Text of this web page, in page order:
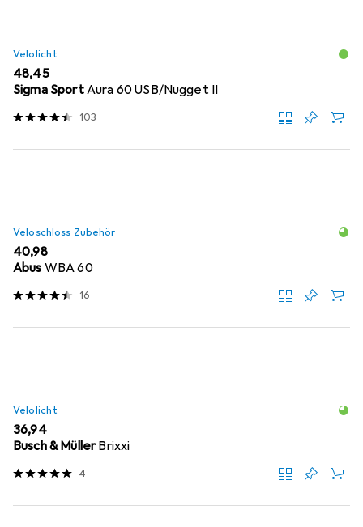
Velolicht
EUR
48,45
Sigma SportAura 60 USB/Nugget II
103
Veloschloss Zubehör
EUR
40,98
Abus WBA 60
16
Velolicht
EUR
36,94
Busch & MüllerBrixxi
4